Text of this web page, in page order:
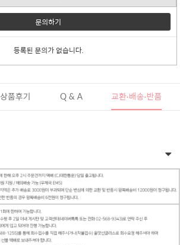
문의하기
등록된 문의가 없습니다.
상품후기 Q & A 교환·배송·반품